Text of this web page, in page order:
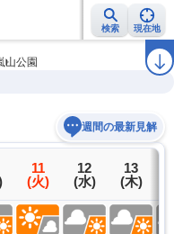
検索 現在地
警報・注意報 ラ
山公園
週間の最新見解
11
(火)
12
(水)
13
(木)